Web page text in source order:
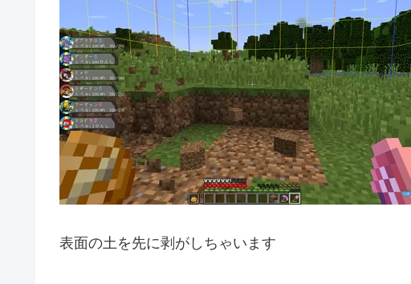
表面の土を先に剥がしちゃいます